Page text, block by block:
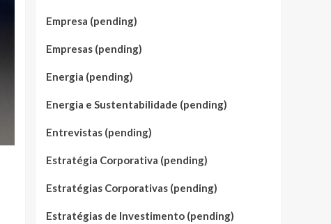
Empresa (pending)
Empresas (pending)
Energia (pending)
Energia e Sustentabilidade (pending)
Entrevistas (pending)
Estratégia Corporativa (pending)
Estratégias Corporativas (pending)
Estratégias de Investimento (pending)